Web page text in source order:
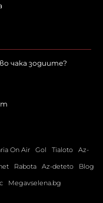
чака зодиите?
On Air Gol Tialoto
Az-
Rabota Az-deteto
Blog
Megavselena.bg